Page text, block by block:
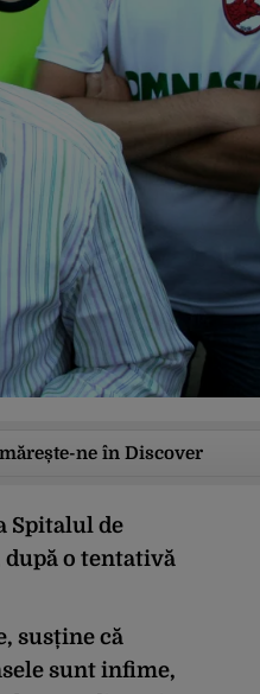
ne în Discover
Spitalul de
o tentativă
susține că
sunt infime,